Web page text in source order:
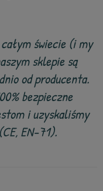
świecie (i my
sklepie są
od producenta.
bezpieczne
i uzyskaliśmy
EN-71).